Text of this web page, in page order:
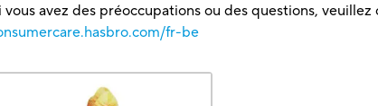
vous avez des préoccupations ou des questions,
fr-be